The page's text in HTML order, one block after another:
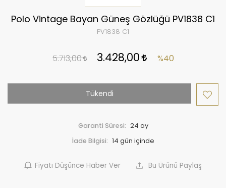
Polo Vintage Bayan Güneş Gözlüğü PV1838 C1
PV1838 C1
5.713,00 3.428,00 %40
Tükendi
Garanti Süresi: 24 ay
İade Bilgisi:
Fiyatı Düşünce Haber Ver Bu Ürünü Paylaş